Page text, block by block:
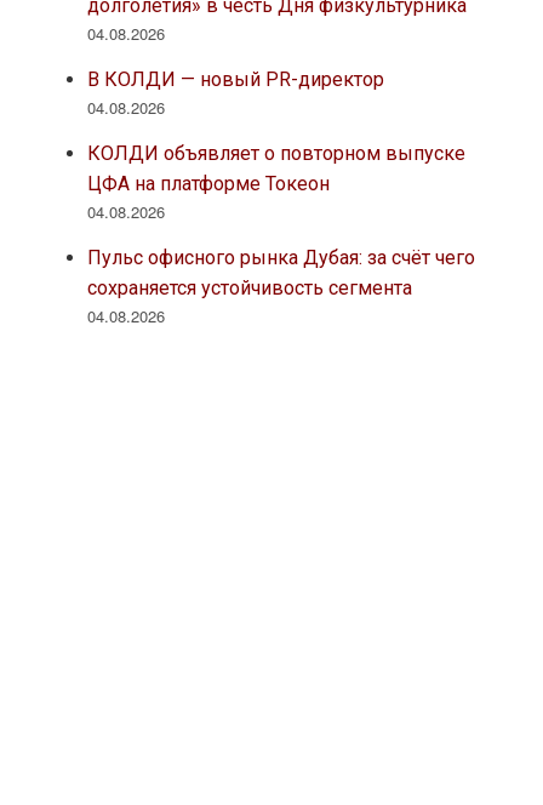
долголетия» в честь Дня физкультурника
04.08.2026
В КОЛДИ — новый PR-директор
04.08.2026
КОЛДИ объявляет о повторном выпуске
ЦФА на платформе Токеон
04.08.2026
Пульс офисного рынка Дубая: за счёт чего
сохраняется устойчивость сегмента
04.08.2026